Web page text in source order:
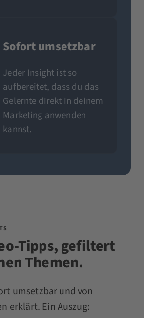
Sofort umsetzbar
Jeder Insight ist so
aufbereitet, dass du das
Gelernte direkt in deinem
Marketing anwenden
kannst.
Tipps, gefiltert
Themen.
umsetzbar und von
erklärt. Ein Auszug: